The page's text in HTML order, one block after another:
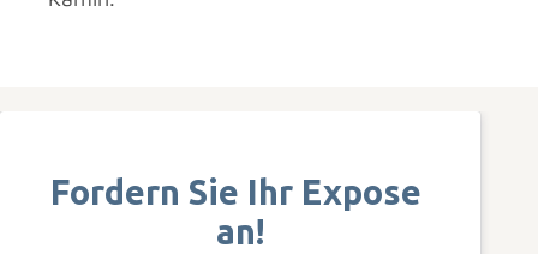
Fordern Sie Ihr Expose
an!